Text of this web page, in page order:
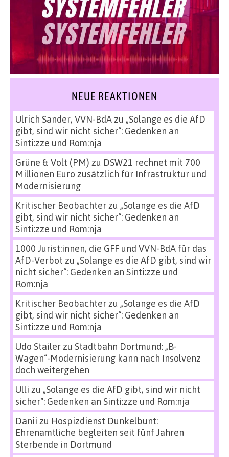
NEUE REAKTIONEN
Ulrich Sander, VVN-BdAzu „Solange es die AfD
gibt, sind wir nicht sicher“: Gedenken an
Sinti:zze und Rom:nja
Grüne & Volt (PM) zu DSW21 rechnet mit 700
Millionen Euro zusätzlich für Infrastruktur und
Modernisierung
Kritischer Beobachterzu „Solange es die AfD
gibt, sind wir nicht sicher“: Gedenken an
Sinti:zze und Rom:nja
1000 Jurist:innen, die GFF und VVN-BdA für das
AfD-Verbot zu „Solange es die AfD gibt, sind wir
nicht sicher“: Gedenken an Sinti:zze und
Rom:nja
Kritischer Beobachterzu „Solange es die AfD
gibt, sind wir nicht sicher“: Gedenken an
Sinti:zze und Rom:nja
Udo Stailerzu Stadtbahn Dortmund: „B-
Wagen“-Modernisierung kann nach Insolvenz
doch weitergehen
Ulli zu „Solange es die AfD gibt, sind wir nicht
sicher“: Gedenken an Sinti:zze und Rom:nja
Danii zu Hospizdienst Dunkelbunt:
Ehrenamtliche begleiten seit fünf Jahren
Sterbende in Dortmund